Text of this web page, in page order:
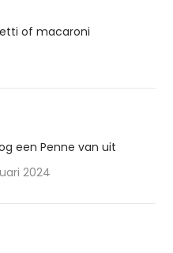
of macaroni
een Penne van uit
2024